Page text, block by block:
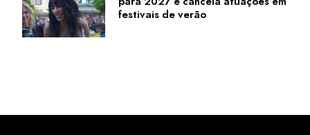
festivais de verão